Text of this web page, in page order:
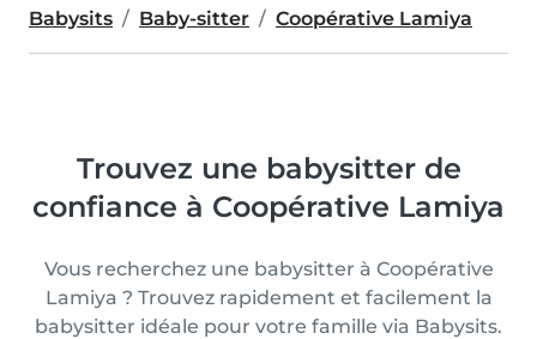
Babysits Baby-sitter Coopérative Lamiya
Trouvez une babysitter de
confiance à Coopérative Lamiya
Vous recherchez une babysitter à Coopérative
Lamiya ? Trouvez rapidement et facilement la
babysitter idéale pour votre famille via Babysits.